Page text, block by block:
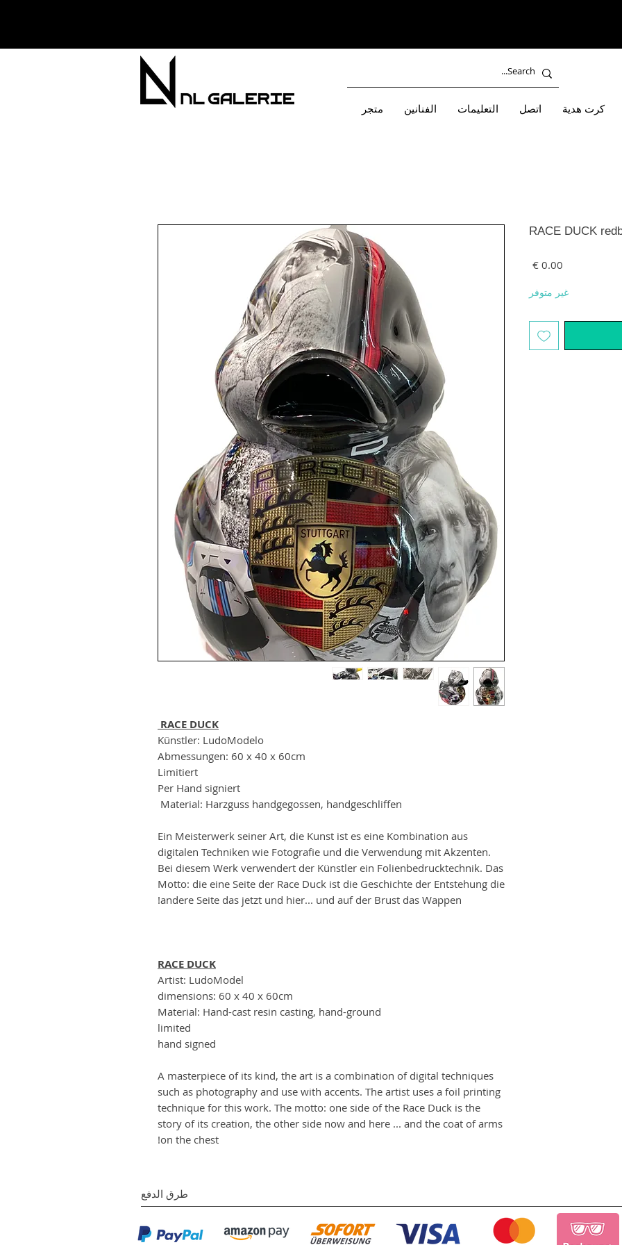
متجر الفنانين التعليمات اتصل كرت هدية
RACE DUCK
Künstler: LudoModelo
Abmessungen: 60 x 40 x 60cm
Limitiert
Per Hand signiert
Material: Harzguss handgegossen, handgeschliffen
Ein Meisterwerk seiner Art, die Kunst ist es eine Kombination aus
digitalen Techniken wie Fotografie und die Verwendung mit Akzenten.
Bei diesem Werk verwendert der Künstler ein Folienbedrucktechnik. Das
Motto: die eine Seite der Race Duck ist die Geschichte der Entstehung die
andere Seite das jetzt und hier... und auf der Brust das Wappen!
RACE DUCK
Artist: LudoModel
dimensions: 60 x 40 x 60cm
Material: Hand-cast resin casting, hand-ground
limited
hand signed
A masterpiece of its kind, the art is a combination of digital techniques
such as photography and use with accents. The artist uses a foil printing
technique for this work. The motto: one side of the Race Duck is the
story of its creation, the other side now and here ... and the coat of arms
on the chest!
RACE DUCK
السعر
غير متوفر
طرق الدفع